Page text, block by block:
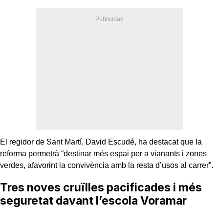
El regidor de Sant Martí, David Escudé, ha destacat que la
reforma permetrà “destinar més espai per a vianants i zones
verdes, afavorint la convivència amb la resta d’usos al carrer”.
Tres noves cruïlles pacificades i més
seguretat davant l’escola Voramar